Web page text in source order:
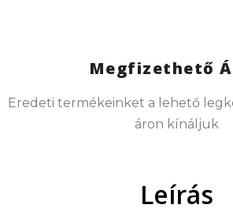
Megfizethető
Eredeti termékeinket a lehető
áron kínáljuk
Leírás